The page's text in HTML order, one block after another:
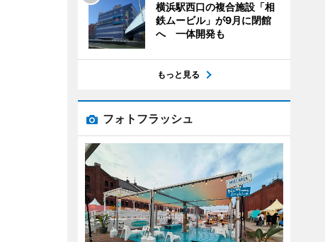
横浜駅西口の複合施設「相
鉄ムービル」が9月に閉館
へ 一体開発も
もっと見る
フォトフラッシュ